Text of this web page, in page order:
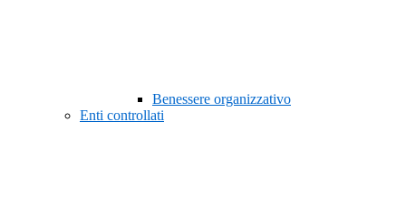
Benessere organizzativo
Enti controllati